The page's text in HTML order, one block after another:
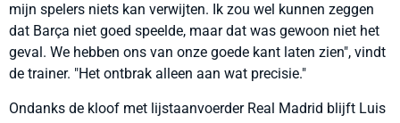
mijn spelers niets kan verwijten. Ik zou wel kunnen zeggen
dat Barça niet goed speelde, maar dat was gewoon niet het
geval. We hebben ons van onze goede kant laten zien", vindt
de trainer. "Het ontbrak alleen aan wat precisie."
Ondanks de kloof met lijstaanvoerder Real Madrid blijft Luis